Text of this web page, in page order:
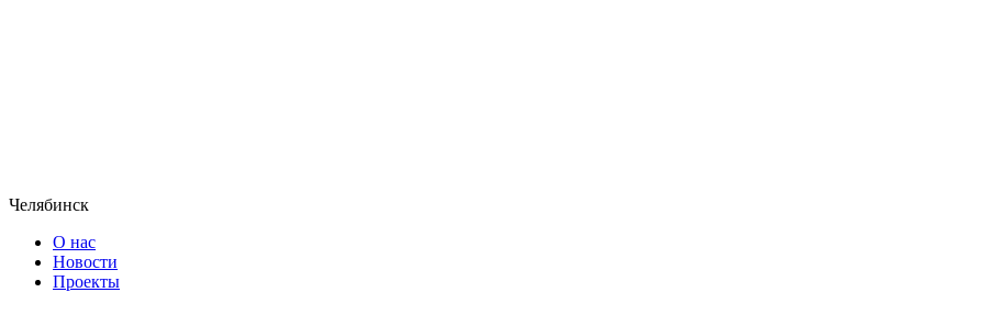
Челябинск
О нас
Новости
Проекты